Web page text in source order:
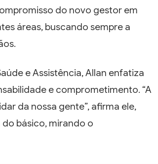
do novo gestor em
áreas, buscando sempre a
e Assistência, Allan enfatiza
e comprometimento. “A
da nossa gente”, afirma ele,
básico, mirando o